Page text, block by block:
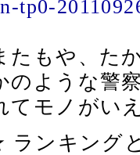
tp0-
たもや、た
のような警
てモノがい
ランキン